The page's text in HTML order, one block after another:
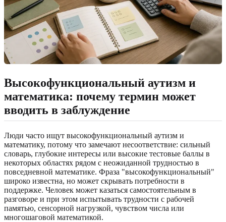
Высокофункциональный аутизм и
математика: почему термин может
вводить в заблуждение
Люди часто ищут высокофункциональный аутизм и
математику, потому что замечают несоответствие: сильный
словарь, глубокие интересы или высокие тестовые баллы в
некоторых областях рядом с неожиданной трудностью в
повседневной математике. Фраза "высокофункциональный"
широко известна, но может скрывать потребности в
поддержке. Человек может казаться самостоятельным в
разговоре и при этом испытывать трудности с рабочей
памятью, сенсорной нагрузкой, чувством числа или
многошаговой математикой.